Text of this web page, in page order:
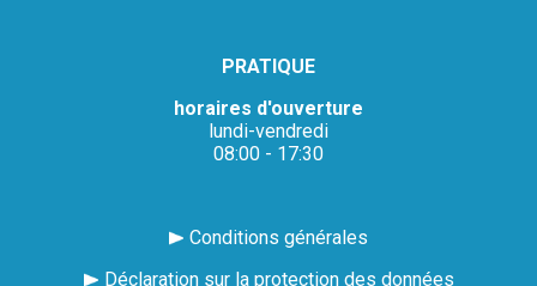
PRATIQUE
horaires d'ouverture
lundi-vendredi
08:00 - 17:30
Conditions générales
Déclaration sur la protection des données